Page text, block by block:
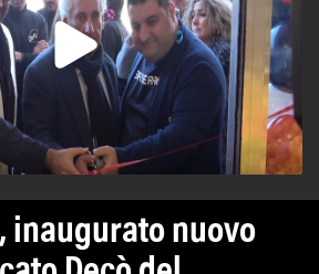
inaugurato nuovo